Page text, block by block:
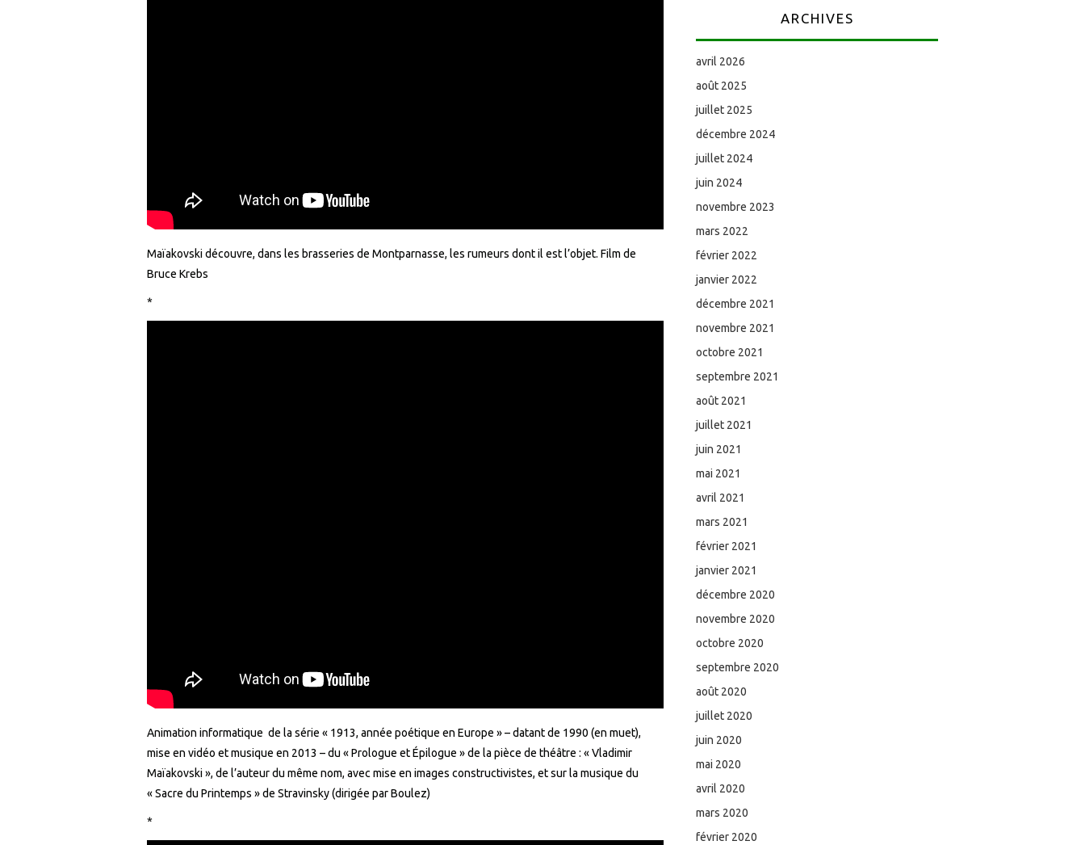
Maïakovski découvre, dans les brasseries de Montparnasse, les rumeurs dont il est l’objet. Film de
Bruce Krebs
*
Animation informatique de la série « 1913, année poétique en Europe » – datant de 1990 (en muet),
mise en vidéo et musique en 2013 – du « Prologue et Épilogue » de la pièce de théâtre : « Vladimir
Maïakovski », de l’auteur du même nom, avec mise en images constructivistes, et sur la musique du
« Sacre du Printemps » de Stravinsky (dirigée par Boulez)
*
ARCHIVES
avril 2026
août 2025
juillet 2025
décembre 2024
juillet 2024
juin 2024
novembre 2023
mars 2022
février 2022
janvier 2022
décembre 2021
novembre 2021
octobre 2021
septembre 2021
août 2021
juillet 2021
juin 2021
mai 2021
avril 2021
mars 2021
février 2021
janvier 2021
décembre 2020
novembre 2020
octobre 2020
septembre 2020
août 2020
juillet 2020
juin 2020
mai 2020
avril 2020
mars 2020
février 2020